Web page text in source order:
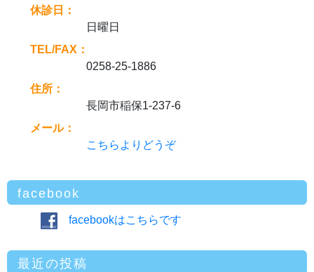
休診日：
日曜日
TEL/FAX：
0258-25-1886
住所：
長岡市稲保1-237-6
メール：
こちらよりどうぞ
facebook
facebookはこちらです
最近の投稿